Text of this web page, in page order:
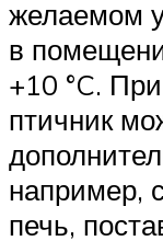
желаемом
в
+10 °C.
птичник
например,
печь,